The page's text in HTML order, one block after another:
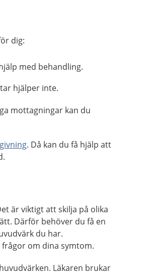
dig:
med behandling.
hjälper inte.
mottagningar kan du
. Då kan du få hjälp att
är viktigt att skilja på olika
Därför behöver du få en
du har.
om dina symtom.
Läkaren brukar